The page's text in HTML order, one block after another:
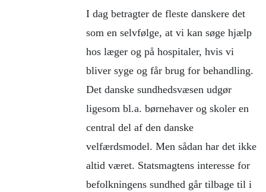
I dag betragter de fleste danskere det
som en selvfølge, at vi kan søge hjælp
hos læger og på hospitaler, hvis vi
bliver syge og får brug for behandling.
Det danske sundhedsvæsen udgør
ligesom bl.a. børnehaver og skoler en
central del af den danske
velfærdsmodel. Men sådan har det ikke
altid været. Statsmagtens interesse for
befolkningens sundhed går tilbage til i